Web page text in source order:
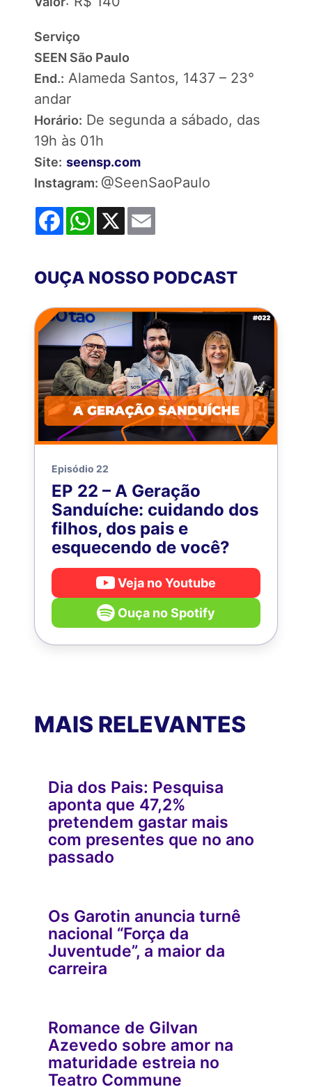
Serviço
SEEN São Paulo
End.: Alameda Santos, 1437 – 23°
andar
Horário: De segunda a sábado, das
19h às 01h
Site: seensp.com
Instagram: @SeenSaoPaulo
FacebookWhatsApp
X
OUÇA NOSSO PODCAST
Episódio 22
EP 22 – A Geração
Sanduíche: cuidando dos
filhos, dos pais e
esquecendo de você?
Veja no Youtube
Ouça no Spotify
MAIS RELEVANTES
Dia dos Pais: Pesquisa
aponta que 47,2%
pretendem gastar mais
com presentes que no ano
passado
Os Garotin anuncia turnê
nacional “Força da
Juventude”, a maior da
carreira
Romance de Gilvan
Azevedo sobre amor na
maturidade estreia no
Teatro Commune